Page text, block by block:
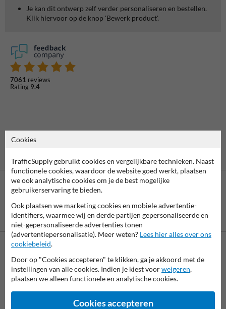
Je kan dit ontwerp zelf verder personaliseren en bestellen.
Klik hiervoor op de knop 'Bewerk product'.
7061 reviews
Rating 9.4
Betaling achteraf
is mogelijk
Neem contact met ons op
Wij zijn op werkdagen (van 8.00 tot 17.00) te bereiken op 038-
7920070.
Vragen? Stuur een e-mail naarinfo@trafficsupply.nlof vul het
formulier in en we reageren zo spoedig mogelijk.
Cookies
TrafficSupply gebruikt cookies en vergelijkbare technieken. Naast
functionele cookies, waardoor de website goed werkt, plaatsen
we ook analytische cookies om je de best mogelijke
gebruikerservaring te bieden.
Ook plaatsen we marketing cookies en mobiele advertentie-
identifiers, waarmee wij en derde partijen gepersonaliseerde en
niet-gepersonaliseerde advertenties tonen
(advertentiepersonalisatie). Meer weten? Lees hier alles over ons
cookiebeleid.
Door op "Cookies accepteren" te klikken, ga je akkoord met de
instellingen van alle cookies. Indien je kiest voorweigeren,
plaatsen we alleen functionele en analytische cookies.
Cookies accepteren